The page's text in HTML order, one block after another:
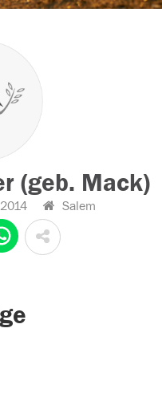
(geb. Mack)
Salem